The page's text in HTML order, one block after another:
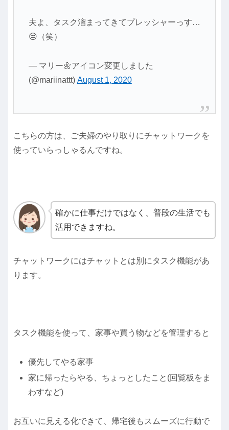
夫よ、タスク溜まってきてプレッシャーっす…
😒（笑）
— マリー🌼アイコン変更しました
(@mariinattt) August 1, 2020
こちらの方は、ご夫婦のやり取りにチャットワークを
使っていらっしゃるんですね。
確かに仕事だけではなく、普段の生活でも
活用できますね。
チャットワークにはチャットとは別にタスク機能があ
ります。
タスク機能を使って、家事や買う物などを管理すると
優先してやる家事
家に帰ったらやる、ちょっとしたこと(回覧板をま
わすなど)
お互いに見える化できて、帰宅後もスムーズに行動で